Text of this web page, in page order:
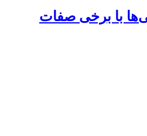
با برخی صفات